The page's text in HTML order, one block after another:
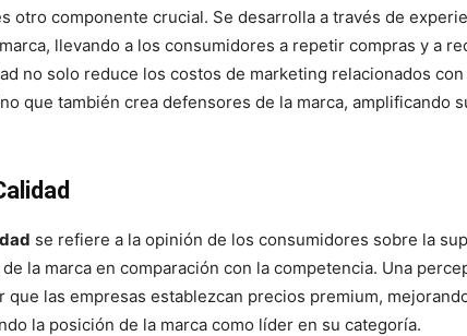
otro componente crucial. Se desarrolla a través de
llevando a los consumidores a repetir compras y a
no solo reduce los costos de marketing relacionados
que también crea defensores de la marca, amplificando
se refiere a la opinión de los consumidores sobre la
la marca en comparación con la competencia. Una
que las empresas establezcan precios premium,
la posición de la marca como líder en su categoría.